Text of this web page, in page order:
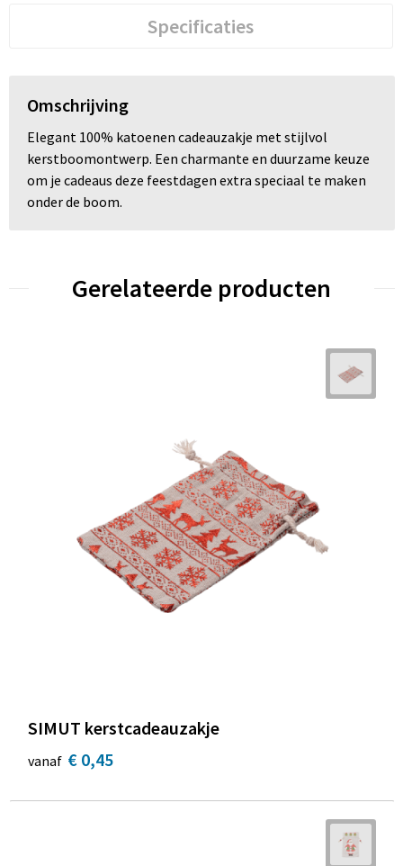
Specificaties
Omschrijving
Elegant 100% katoenen cadeauzakje met stijlvol
kerstboomontwerp. Een charmante en duurzame keuze
om je cadeaus deze feestdagen extra speciaal te maken
onder de boom.
Gerelateerde producten
SIMUT kerstcadeauzakje
vanaf € 0,45